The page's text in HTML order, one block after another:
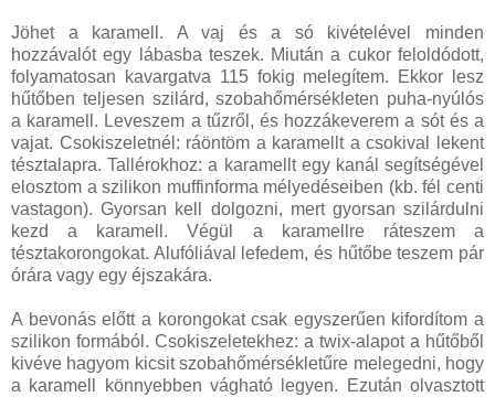
Jöhet a karamell. A vaj és a só kivételével minden
hozzávalót egy lábasba teszek. Miután a cukor feloldódott,
folyamatosan kavargatva 115 fokig melegítem. Ekkor lesz
hűtőben teljesen szilárd, szobahőmérsékleten puha-nyúlós
a karamell. Leveszem a tűzről, és hozzákeverem a sót és a
vajat. Csokiszeletnél: ráöntöm a karamellt a csokival lekent
tésztalapra. Tallérokhoz: a karamellt egy kanál segítségével
elosztom a szilikon muffinforma mélyedéseiben (kb. fél centi
vastagon). Gyorsan kell dolgozni, mert gyorsan szilárdulni
kezd a karamell. Végül a karamellre ráteszem a
tésztakorongokat. Alufóliával lefedem, és hűtőbe teszem pár
órára vagy egy éjszakára.
A bevonás előtt a korongokat csak egyszerűen kifordítom a
szilikon formából. Csokiszeletekhez: a twix-alapot a hűtőből
kivéve hagyom kicsit szobahőmérsékletűre melegedni, hogy
a karamell könnyebben vágható legyen. Ezután olvasztott